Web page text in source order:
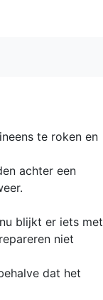
te roken en
achter een
blijkt er iets met
niet
dat het